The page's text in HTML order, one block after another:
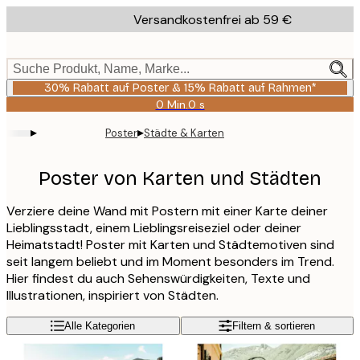
to
content.
Versandkostenfrei ab 59 €
Suche Produkt, Name, Marke...
30% Rabatt auf Poster & 15% Rabatt auf Rahmen*
0 Min.0 s
Gültig
bis:
2026-
▸ Poster▸Städte & Karten
Poster von Karten und Städten
Verziere deine Wand mit Postern mit einer Karte deiner
Lieblingsstadt, einem Lieblingsreiseziel oder deiner
Heimatstadt! Poster mit Karten und Städtemotiven sind
seit langem beliebt und im Moment besonders im Trend.
Hier findest du auch Sehenswürdigkeiten, Texte und
Illustrationen, inspiriert von Städten.
Alle Kategorien Filtern & sortieren